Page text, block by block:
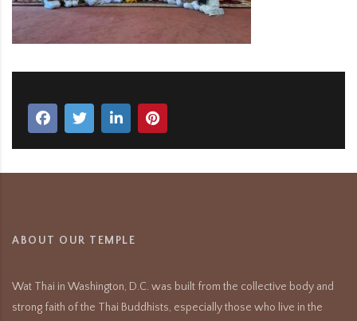
ABOUT OUR TEMPLE
Wat Thai in Washington, D.C. was built from the collective body and
strong faith of the Thai Buddhists, especially those who live in the